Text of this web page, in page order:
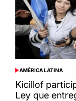
POSTED
IN
AMÉRICA LATINA
Kicillof
Ley que